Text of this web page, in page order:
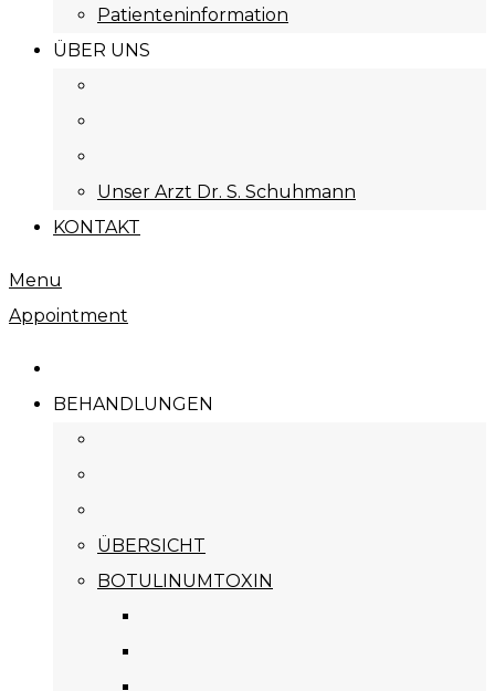
Patienteninformation
ÜBER UNS
Unser Arzt Dr. S. Schuhmann
KONTAKT
Menu
Appointment
BEHANDLUNGEN
ÜBERSICHT
BOTULINUMTOXIN